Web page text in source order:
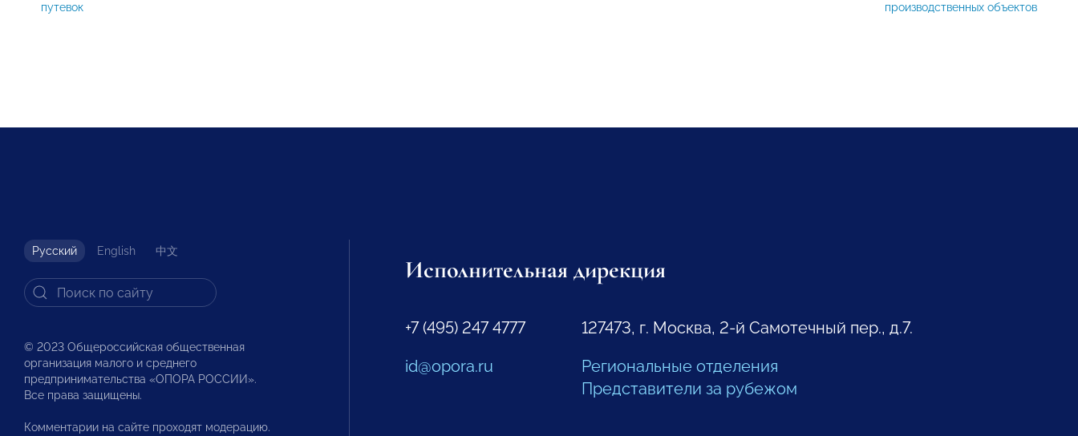
путевок
производственных объектов
Русский English 中文
© 2023 Общероссийская общественная
организация малого и среднего
предпринимательства «ОПОРА РОССИИ».
Все права защищены.
Комментарии на сайте проходят модерацию.
Исполнительная дирекция
+7 (495) 247 4777
id@opora.ru
127473, г. Москва, 2-й Самотечный пер., д.7.
Региональные отделения
Представители за рубежом